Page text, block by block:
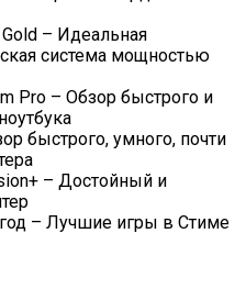
– Идеальная
система мощностью
Pro – Обзор быстрого и
быстрого, умного, почти
– Достойный и
– Лучшие игры в Стиме